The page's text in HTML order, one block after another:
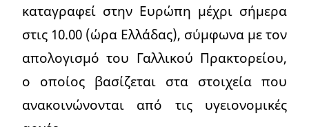
καταγραφεί στην Ευρώπη μέχρι σήμερα
στις 10.00 (ώρα Ελλάδας), σύμφωνα με τον
απολογισμό του Γαλλικού Πρακτορείου,
ο οποίος βασίζεται στα στοιχεία που
ανακοινώνονται από τις υγειονομικές